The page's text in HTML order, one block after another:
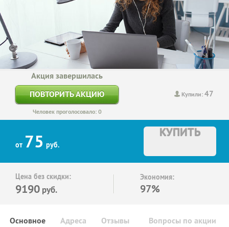
Купили:47
Акция завершилась
ПОВТОРИТЬ АКЦИЮ
Человек проголосовало: 0
от 75 руб.
КУПИТЬ
Цена без скидки:
9190 руб.
Экономия:
97%
Основное Отзывы Вопросы по акции
Адреса